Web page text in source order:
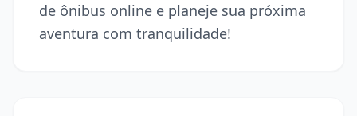
de ônibus online e planeje sua próxima
aventura com tranquilidade!